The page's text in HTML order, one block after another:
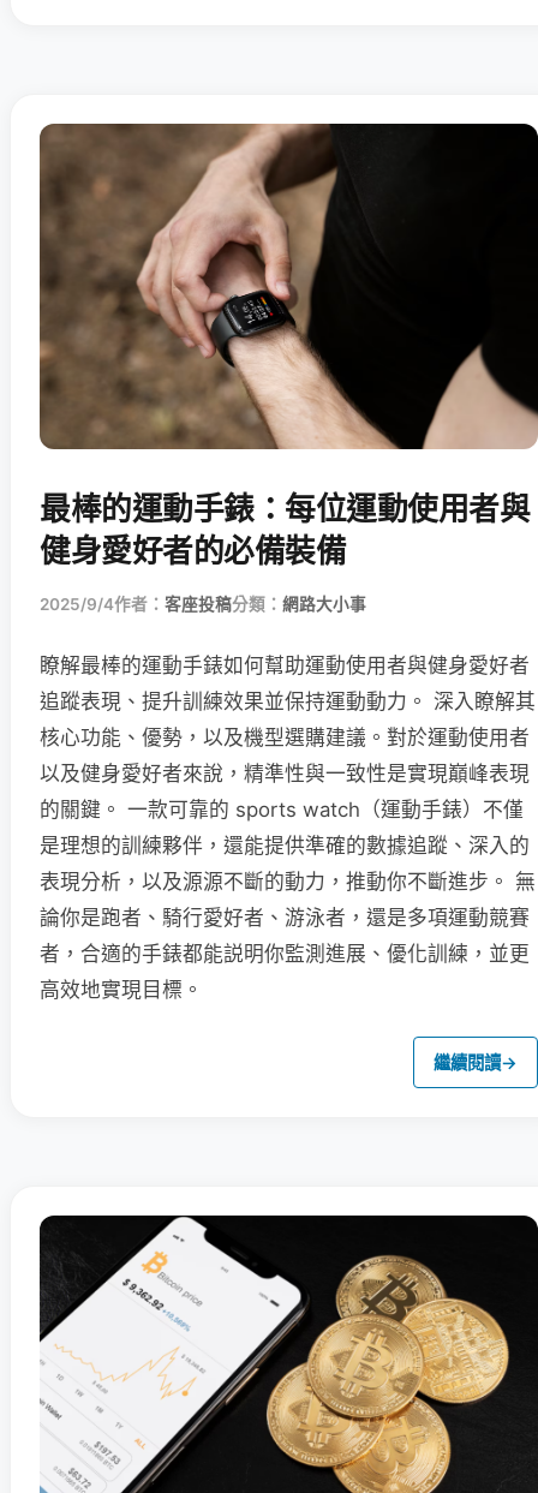
最棒的運動手錶：每位運動使用者與
健身愛好者的必備裝備
2025/9/4作者： 客座投稿分類： 網路大小事
瞭解最棒的運動手錶如何幫助運動使用者與健身愛好者
追蹤表現、提升訓練效果並保持運動動力。 深入瞭解其
核心功能、優勢，以及機型選購建議。對於運動使用者
以及健身愛好者來說，精準性與一致性是實現巔峰表現
的關鍵。 一款可靠的 sports watch（運動手錶）不僅
是理想的訓練夥伴，還能提供準確的數據追蹤、深入的
表現分析，以及源源不斷的動力，推動你不斷進步。 無
論你是跑者、騎行愛好者、游泳者，還是多項運動競賽
者，合適的手錶都能説明你監測進展、優化訓練，並更
高效地實現目標。
繼續閱讀→